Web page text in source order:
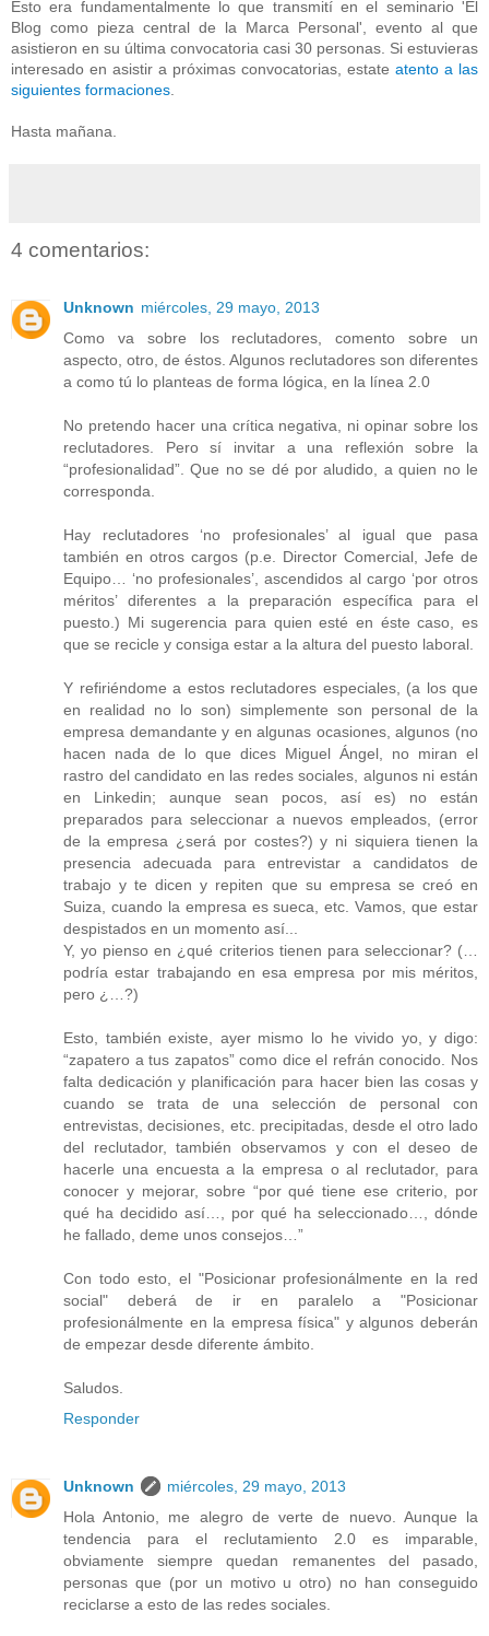
Esto era fundamentalmente lo que transmití en el seminario 'El
Blog como pieza central de la Marca Personal', evento al que
asistieron en su última convocatoria casi 30 personas. Si estuvieras
interesado en asistir a próximas convocatorias, estate atento a las
siguientes formaciones.
Hasta mañana.
4 comentarios:
Unknown miércoles, 29 mayo, 2013
Como va sobre los reclutadores, comento sobre un
aspecto, otro, de éstos. Algunos reclutadores son diferentes
a como tú lo planteas de forma lógica, en la línea 2.0
No pretendo hacer una crítica negativa, ni opinar sobre los
reclutadores. Pero sí invitar a una reflexión sobre la
“profesionalidad”. Que no se dé por aludido, a quien no le
corresponda.
Hay reclutadores ‘no profesionales’ al igual que pasa
también en otros cargos (p.e. Director Comercial, Jefe de
Equipo… ‘no profesionales’, ascendidos al cargo ‘por otros
méritos’ diferentes a la preparación específica para el
puesto.) Mi sugerencia para quien esté en éste caso, es
que se recicle y consiga estar a la altura del puesto laboral.
Y refiriéndome a estos reclutadores especiales, (a los que
en realidad no lo son) simplemente son personal de la
empresa demandante y en algunas ocasiones, algunos (no
hacen nada de lo que dices Miguel Ángel, no miran el
rastro del candidato en las redes sociales, algunos ni están
en Linkedin; aunque sean pocos, así es) no están
preparados para seleccionar a nuevos empleados, (error
de la empresa ¿será por costes?) y ni siquiera tienen la
presencia adecuada para entrevistar a candidatos de
trabajo y te dicen y repiten que su empresa se creó en
Suiza, cuando la empresa es sueca, etc. Vamos, que estar
despistados en un momento así...
Y, yo pienso en ¿qué criterios tienen para seleccionar? (…
podría estar trabajando en esa empresa por mis méritos,
pero ¿…?)
Esto, también existe, ayer mismo lo he vivido yo, y digo:
“zapatero a tus zapatos” como dice el refrán conocido. Nos
falta dedicación y planificación para hacer bien las cosas y
cuando se trata de una selección de personal con
entrevistas, decisiones, etc. precipitadas, desde el otro lado
del reclutador, también observamos y con el deseo de
hacerle una encuesta a la empresa o al reclutador, para
conocer y mejorar, sobre “por qué tiene ese criterio, por
qué ha decidido así…, por qué ha seleccionado…, dónde
he fallado, deme unos consejos…”
Con todo esto, el "Posicionar profesionálmente en la red
social" deberá de ir en paralelo a "Posicionar
profesionálmente en la empresa física" y algunos deberán
de empezar desde diferente ámbito.
Saludos.
Responder
Unknown
miércoles, 29 mayo, 2013
Hola Antonio, me alegro de verte de nuevo. Aunque la
tendencia para el reclutamiento 2.0 es imparable,
obviamente siempre quedan remanentes del pasado,
personas que (por un motivo u otro) no han conseguido
reciclarse a esto de las redes sociales.